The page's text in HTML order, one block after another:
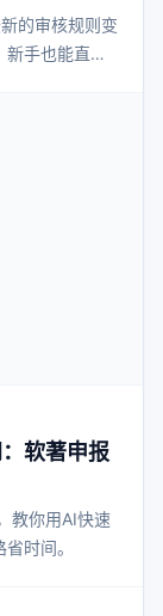
的审核规则变
手也能直接
软著申报
教你用AI快速
时间。